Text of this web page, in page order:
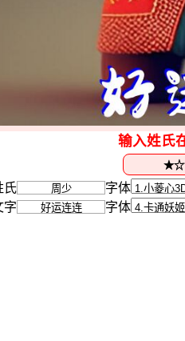
输入姓氏
氏
字体
字
字体